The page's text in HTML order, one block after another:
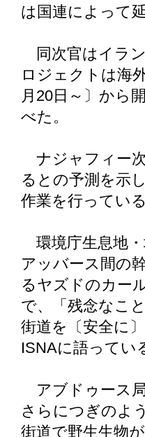
は国連によって
同次官はイラ
ロジェクトは海
月20日～〕から
べた。
ナジャフィー
るとの予測を示
作業を行ってい
環境庁生息地
アッバース間の
るヤズドのカー
で、「残念なこ
街道を〔安全に
ISNAに語ってい
アブドゥース
さらにつぎのよ
街道で野生生物